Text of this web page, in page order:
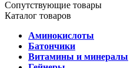
Сопутствующие товары
Каталог товаров
Аминокислоты
Батончики
Витамины и минералы